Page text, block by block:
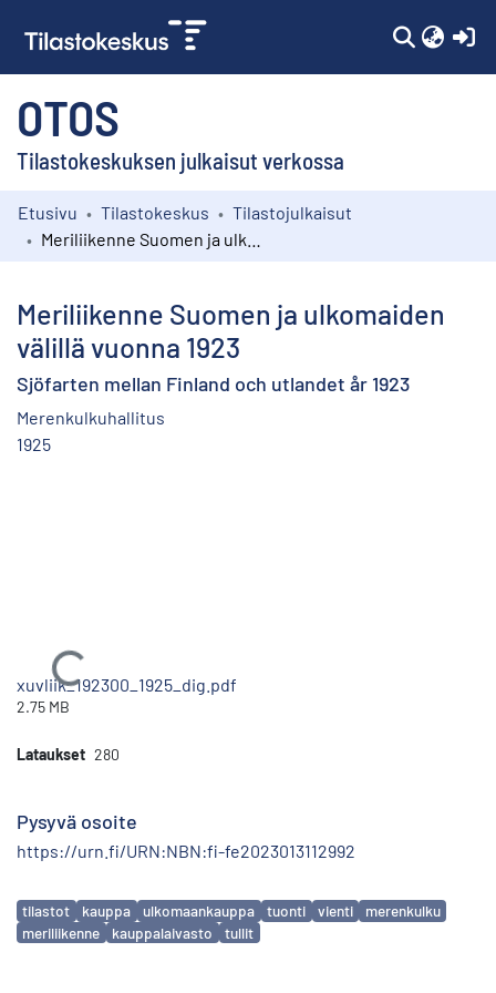
OTOS
Tilastokeskuksen julkaisut verkossa
Kokoelmat
Etusivu Tilastokeskus
Tilastojulkaisut
Meriliikenne Suomen ja ulkomaiden
välillä vuonna 1923
Sjöfarten mellan Finland och utlandet år 1923
Merenkulkuhallitus
1925
Ladataan...
xuvliik_192300_1925_dig.pdf
2.75 MB
Lataukset 280
Pysyvä osoite
https://urn.fi/URN:NBN:fi-fe2023013112992
Avainsanat
tilastot kauppa ulkomaankauppa tuonti vienti
merenkulku
meriliikenne
kauppalaivasto tullit